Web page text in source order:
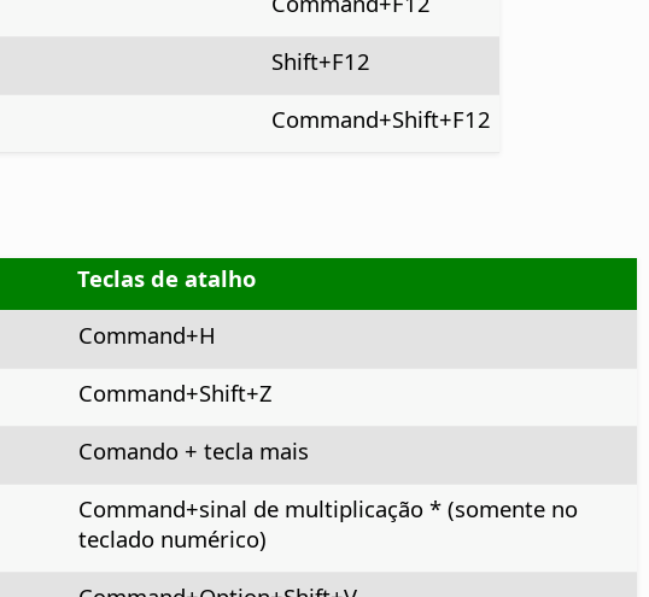
Shift+F12
Command+Shift+F12
Teclas de atalho
Command+H
Command+Shift+Z
Comando+ tecla mais
Command+sinal de multiplicação * (somente no
teclado numérico)